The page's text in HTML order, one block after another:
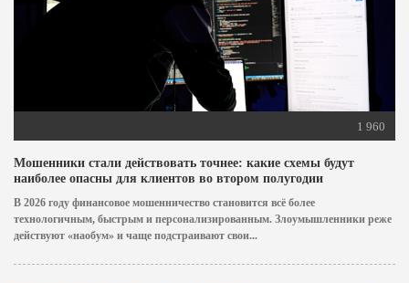
1 960
Мошенники стали действовать точнее: какие схемы будут
наиболее опасны для клиентов во втором полугодии
В 2026 году финансовое мошенничество становится всё более
технологичным, быстрым и персонализированным. Злоумышленники реже
действуют «наобум» и чаще подстраивают свои...